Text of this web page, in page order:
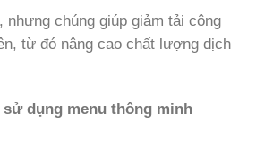
nhưng chúng giúp giảm tải công
từ đó nâng cao chất lượng dịch
dụng menu thông minh